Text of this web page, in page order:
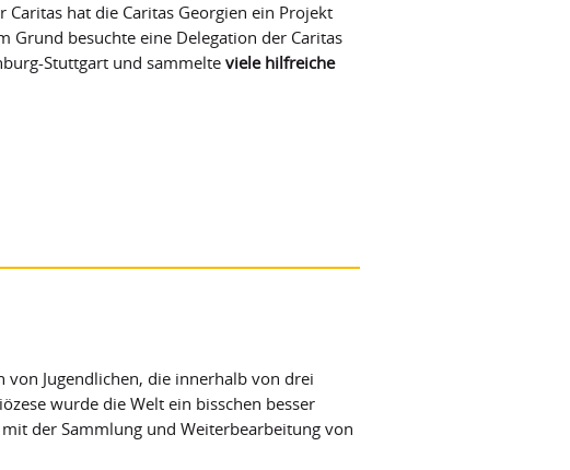
hat die Caritas Georgien ein Projekt
Grund besuchte eine Delegation der Caritas
Stuttgart und sammelte viele hilfreiche
Jugendlichen, die innerhalb von drei
wurde die Welt ein bisschen besser
der Sammlung und Weiterbearbeitung von